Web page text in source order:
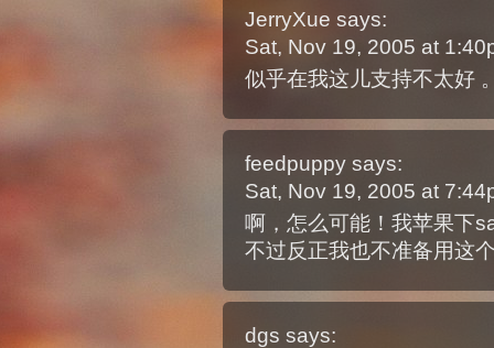
JerryXue says:
Sat, Nov 19, 2005 at
似乎在我这儿支持不太好
feedpuppy says:
Sat, Nov 19, 2005 at
啊，怎么可能！我苹果下
不过反正我也不准备用这
dgs says: